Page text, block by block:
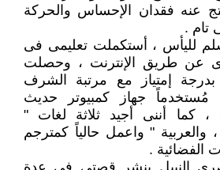
عنه فقدان الإحساس والحركة
تام .
لليأس ، أستكملت تعليمى فى
عن طريق الإنترنت ، وحصلت
إمتياز مع مرتبة الشرف
HIGHEST HONOR مُستخدماً جهاز كمبيوتر حديث
كما أننى أجيد ثلاثة لغات "
، والعربية " واعمل حالياً كمترجم
الفضائية .